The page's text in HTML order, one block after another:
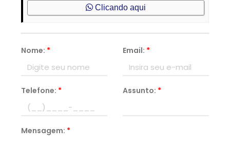
Clicando aqui
Nome: * Email: *
Telefone: * Assunto: *
Mensagem: *